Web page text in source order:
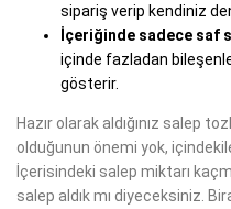
sipariş verip kendiniz
İçeriğinde sadece saf
içinde fazladan
gösterir.
Hazır olarak aldığınız salep
olduğunun önemi yok,
İçerisindeki salep miktarı
salep aldık mı diyeceksiniz.